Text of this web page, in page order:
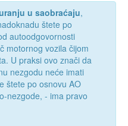
u saobraćaju,
štete po
autoodgovornosti
motornog vozila čijom
U praksi ovo znači da
nezgodu neće imati
štete po osnovu AO
nezgode, - ima pravo